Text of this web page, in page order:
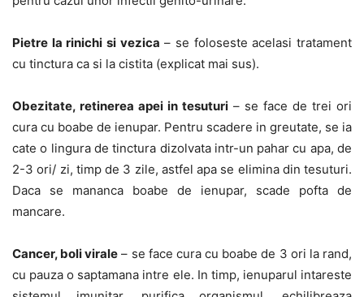
Pietre la rinichi si vezica – se foloseste acelasi tratament
cu tinctura ca si la cistita (explicat mai sus).
Obezitate, retinerea apei in tesuturi – se face de trei ori
cura cu boabe de ienupar. Pentru scadere in greutate, se ia
cate o lingura de tinctura dizolvata intr-un pahar cu apa, de
2-3 ori/ zi, timp de 3 zile, astfel apa se elimina din tesuturi.
Daca se mananca boabe de ienupar, scade pofta de
mancare.
Cancer, boli virale – se face cura cu boabe de 3 ori la rand,
cu pauza o saptamana intre ele. In timp, ienuparul intareste